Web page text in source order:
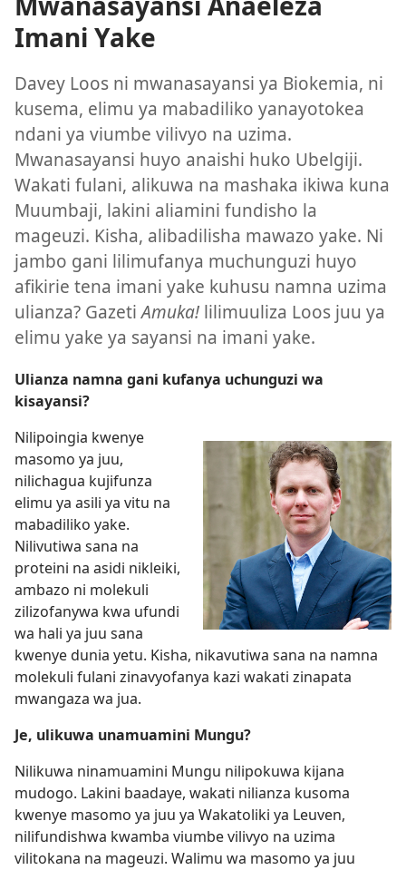
Imani Yake
Davey Loos ni mwanasayansi ya Biokemia, ni
kusema, elimu ya mabadiliko yanayotokea
ndani ya viumbe vilivyo na uzima.
Mwanasayansi huyo anaishi huko Ubelgiji.
Wakati fulani, alikuwa na mashaka ikiwa kuna
Muumbaji, lakini aliamini fundisho la
mageuzi. Kisha, alibadilisha mawazo yake. Ni
jambo gani lilimufanya muchunguzi huyo
afikirie tena imani yake kuhusu namna uzima
ulianza? GazetiAmuka! lilimuuliza Loos juu ya
elimu yake ya sayansi na imani yake.
Ulianza namna gani kufanya uchunguzi wa
kisayansi?
Nilipoingia kwenye
masomo ya juu,
nilichagua kujifunza
elimu ya asili ya vitu na
mabadiliko yake.
Nilivutiwa sana na
proteini na asidi nikleiki,
ambazo ni molekuli
zilizofanywa kwa ufundi
wa hali ya juu sana
kwenye dunia yetu. Kisha, nikavutiwa sana na namna
molekuli fulani zinavyofanya kazi wakati zinapata
mwangaza wa jua.
Je, ulikuwa unamuamini Mungu?
Nilikuwa ninamuamini Mungu nilipokuwa kijana
mudogo. Lakini baadaye, wakati nilianza kusoma
kwenye masomo ya juu ya Wakatoliki ya Leuven,
nilifundishwa kwamba viumbe vilivyo na uzima
vilitokana na mageuzi. Walimu wa masomo ya juu